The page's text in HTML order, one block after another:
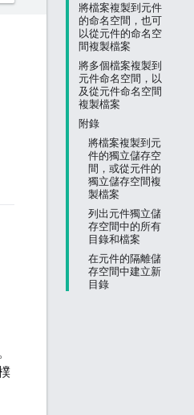
將檔案複製到元件
的命名空間，也可
以從元件的命名空
間複製檔案
將多個檔案複製到
元件命名空間，以
及從元件命名空間
複製檔案
附錄
將檔案複製到元
件的獨立儲存空
間，或從元件的
獨立儲存空間複
製檔案
列出元件獨立儲
存空間中的所有
目錄和檔案
在元件的隔離儲
存空間中建立新
目錄